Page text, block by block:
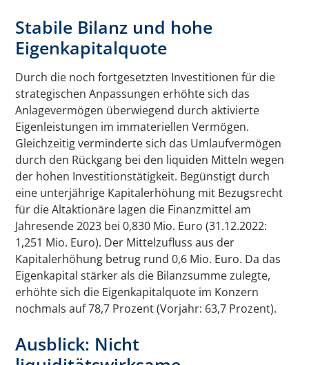
Stabile Bilanz und hohe
Eigenkapitalquote
Durch die noch fortgesetzten Investitionen für die
strategischen Anpassungen erhöhte sich das
Anlagevermögen überwiegend durch aktivierte
Eigenleistungen im immateriellen Vermögen.
Gleichzeitig verminderte sich das Umlaufvermögen
durch den Rückgang bei den liquiden Mitteln wegen
der hohen Investitionstätigkeit. Begünstigt durch
eine unterjährige Kapitalerhöhung mit Bezugsrecht
für die Altaktionäre lagen die Finanzmittel am
Jahresende 2023 bei 0,830 Mio. Euro (31.12.2022:
1,251 Mio. Euro). Der Mittelzufluss aus der
Kapitalerhöhung betrug rund 0,6 Mio. Euro. Da das
Eigenkapital stärker als die Bilanzsumme zulegte,
erhöhte sich die Eigenkapitalquote im Konzern
nochmals auf 78,7 Prozent (Vorjahr: 63,7 Prozent).
Ausblick: Nicht